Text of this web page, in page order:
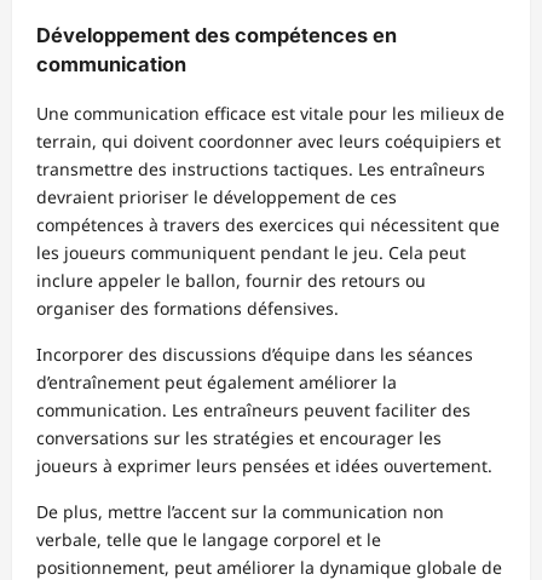
Développement des compétences en
communication
Une communication efficace est vitale pour les milieux de
terrain, qui doivent coordonner avec leurs coéquipiers et
transmettre des instructions tactiques. Les entraîneurs
devraient prioriser le développement de ces
compétences à travers des exercices qui nécessitent que
les joueurs communiquent pendant le jeu. Cela peut
inclure appeler le ballon, fournir des retours ou
organiser des formations défensives.
Incorporer des discussions d’équipe dans les séances
d’entraînement peut également améliorer la
communication. Les entraîneurs peuvent faciliter des
conversations sur les stratégies et encourager les
joueurs à exprimer leurs pensées et idées ouvertement.
De plus, mettre l’accent sur la communication non
verbale, telle que le langage corporel et le
positionnement, peut améliorer la dynamique globale de